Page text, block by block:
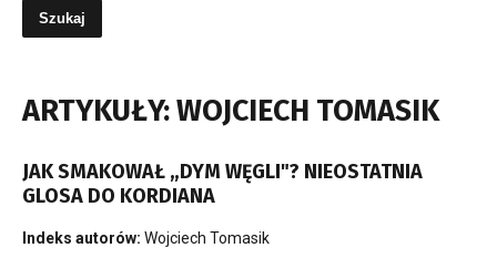
ARTYKUŁY: WOJCIECH TOMASIK
JAK SMAKOWAŁ „DYM WĘGLI"? NIEOSTATNIA
GLOSA DO KORDIANA
Indeks autorów: Wojciech Tomasik